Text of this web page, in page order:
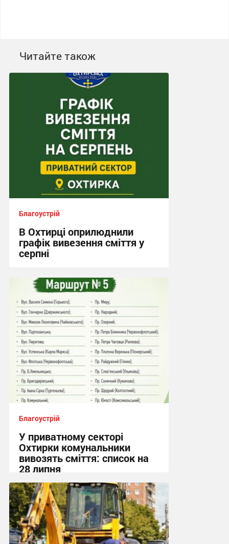
Читайте також
Благоустрій
В Охтирці оприлюднили
графік вивезення сміття у
серпні
21:08, 2.08.2026
Благоустрій
У приватному секторі
Охтирки комунальники
вивозять сміття: список на
28 липня
19:55, 27.07.2026